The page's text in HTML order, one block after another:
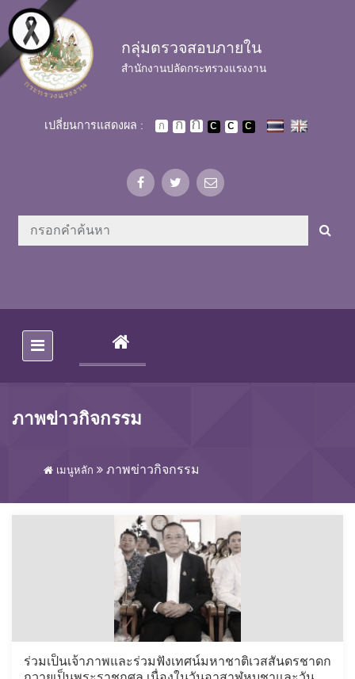
Skip to main content
กลุ่มตรวจสอบภายใน
สำนักงานปลัดกระทรวงแรงงาน
เปลี่ยนการแสดงผล :
(CURRENT)
ภาพข่าวกิจกรรม
เมนูหลัก ภาพข่าวกิจกรรม
ร่วมเป็นเจ้าภาพและร่วมฟังเทศน์มหาชาติเวสสันดรชาดก